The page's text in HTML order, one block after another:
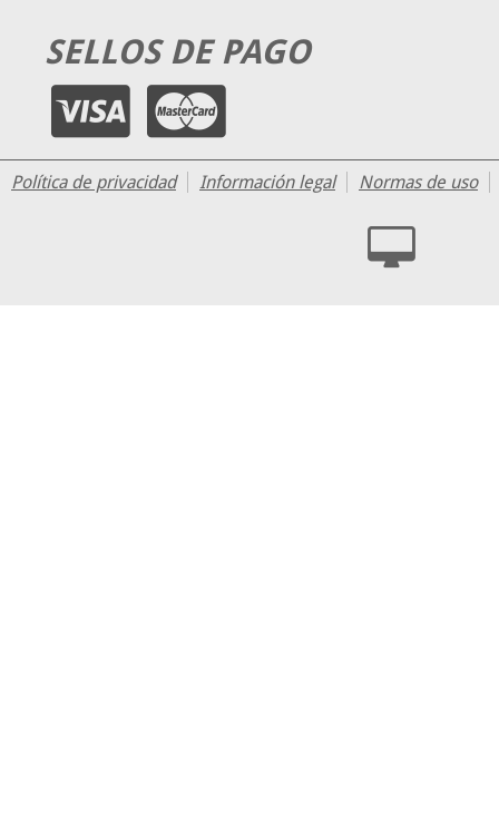
SELLOS DE PAGO
Política de privacidad Información legal Normas de uso